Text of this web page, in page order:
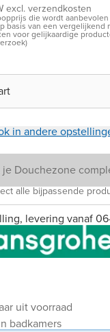
uit voorraad
badkamers
excl. verzendkosten
die wordt
basis van een vergelijkend
voor gelijkaardige
in andere
je Douchezone
alle bijpassende
levering vanaf